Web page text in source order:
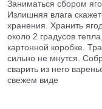
Заниматься сбором
Излишняя влага
хранения. Хранить
около 2 градусов
картонной коробке.
сильно не мнутся.
сварить из него
свежем виде